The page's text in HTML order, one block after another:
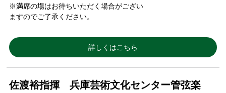
※満席の場はお待ちいただく場合がござい
ますのでご了承ください。
詳しくはこちら
佐渡裕指揮 兵庫芸術文化センター管弦楽